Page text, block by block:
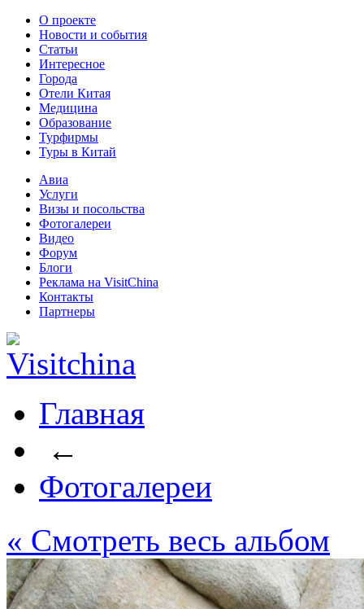
О проекте
Новости и события
Статьи
Интересное
Города
Отели Китая
Медицина
Образование
Турфирмы
Туры в Китай
Авиа
Услуги
Визы и посольства
Фотогалереи
Видео
Форум
Блоги
Реклама на VisitChina
Контакты
Партнеры
Главная
←
Фотогалереи
« Cмотреть весь альбом